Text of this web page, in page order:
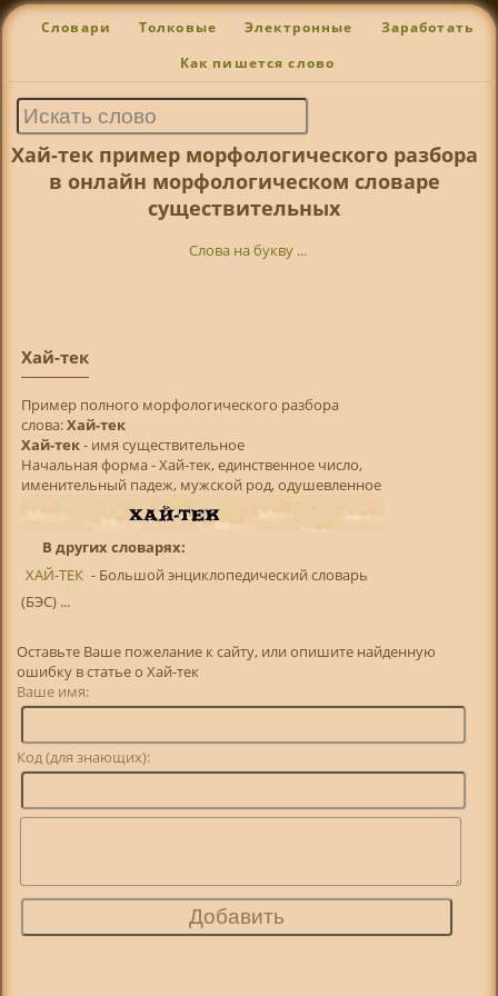
Словари Толковые Электронные Заработать
Как пишется слово
Хай-тек пример морфологического разбора
в онлайн морфологическом словаре
существительных
Слова на букву ...
Хай-тек
Пример полного морфологического разбора
слова:Хай-тек
Хай-тек- имя существительное
Начальная форма - Хай-тек, единственное число,
именительный падеж, мужской род, одушевленное
В других словарях:
ХАЙ-ТЕК - Большой энциклопедический словарь
(БЭС) ...
Оставьте Ваше пожелание к сайту, или опишите найденную
ошибку в статье о Хай-тек
Ваше имя:
Код (для знающих):